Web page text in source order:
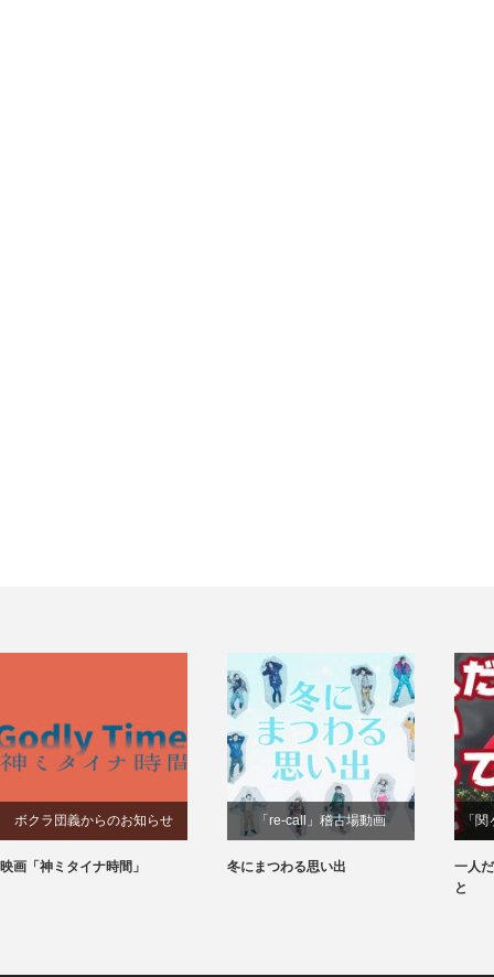
ボクラ団義からのお知らせ
映画「神ミタイナ時間」
「re-call」稽古場動画
冬にまつわる思い出
「
一人
と